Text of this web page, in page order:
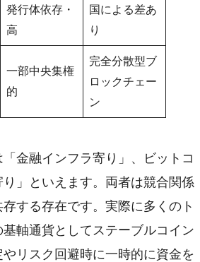
発行体依存・
高
国による差あ
り
一部中央集権
的
完全分散型ブ
ロックチェー
ン
金融インフラ寄り」、ビットコ
」といえます。両者は競合関係
する存在です。実際に多くのト
軸通貨としてステーブルコイン
リスク回避時に一時的に資金を